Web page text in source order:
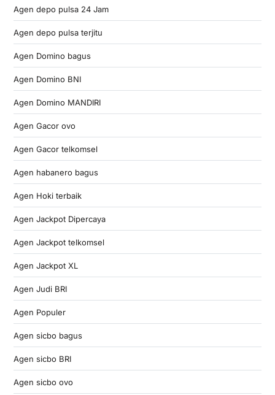
Agen depo pulsa 24 Jam
Agen depo pulsa terjitu
Agen Domino bagus
Agen Domino BNI
Agen Domino MANDIRI
Agen Gacor ovo
Agen Gacor telkomsel
Agen habanero bagus
Agen Hoki terbaik
Agen Jackpot Dipercaya
Agen Jackpot telkomsel
Agen Jackpot XL
Agen Judi BRI
Agen Populer
Agen sicbo bagus
Agen sicbo BRI
Agen sicbo ovo